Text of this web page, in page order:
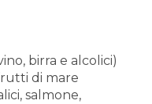
birra e alcolici)
di mare
salmone,